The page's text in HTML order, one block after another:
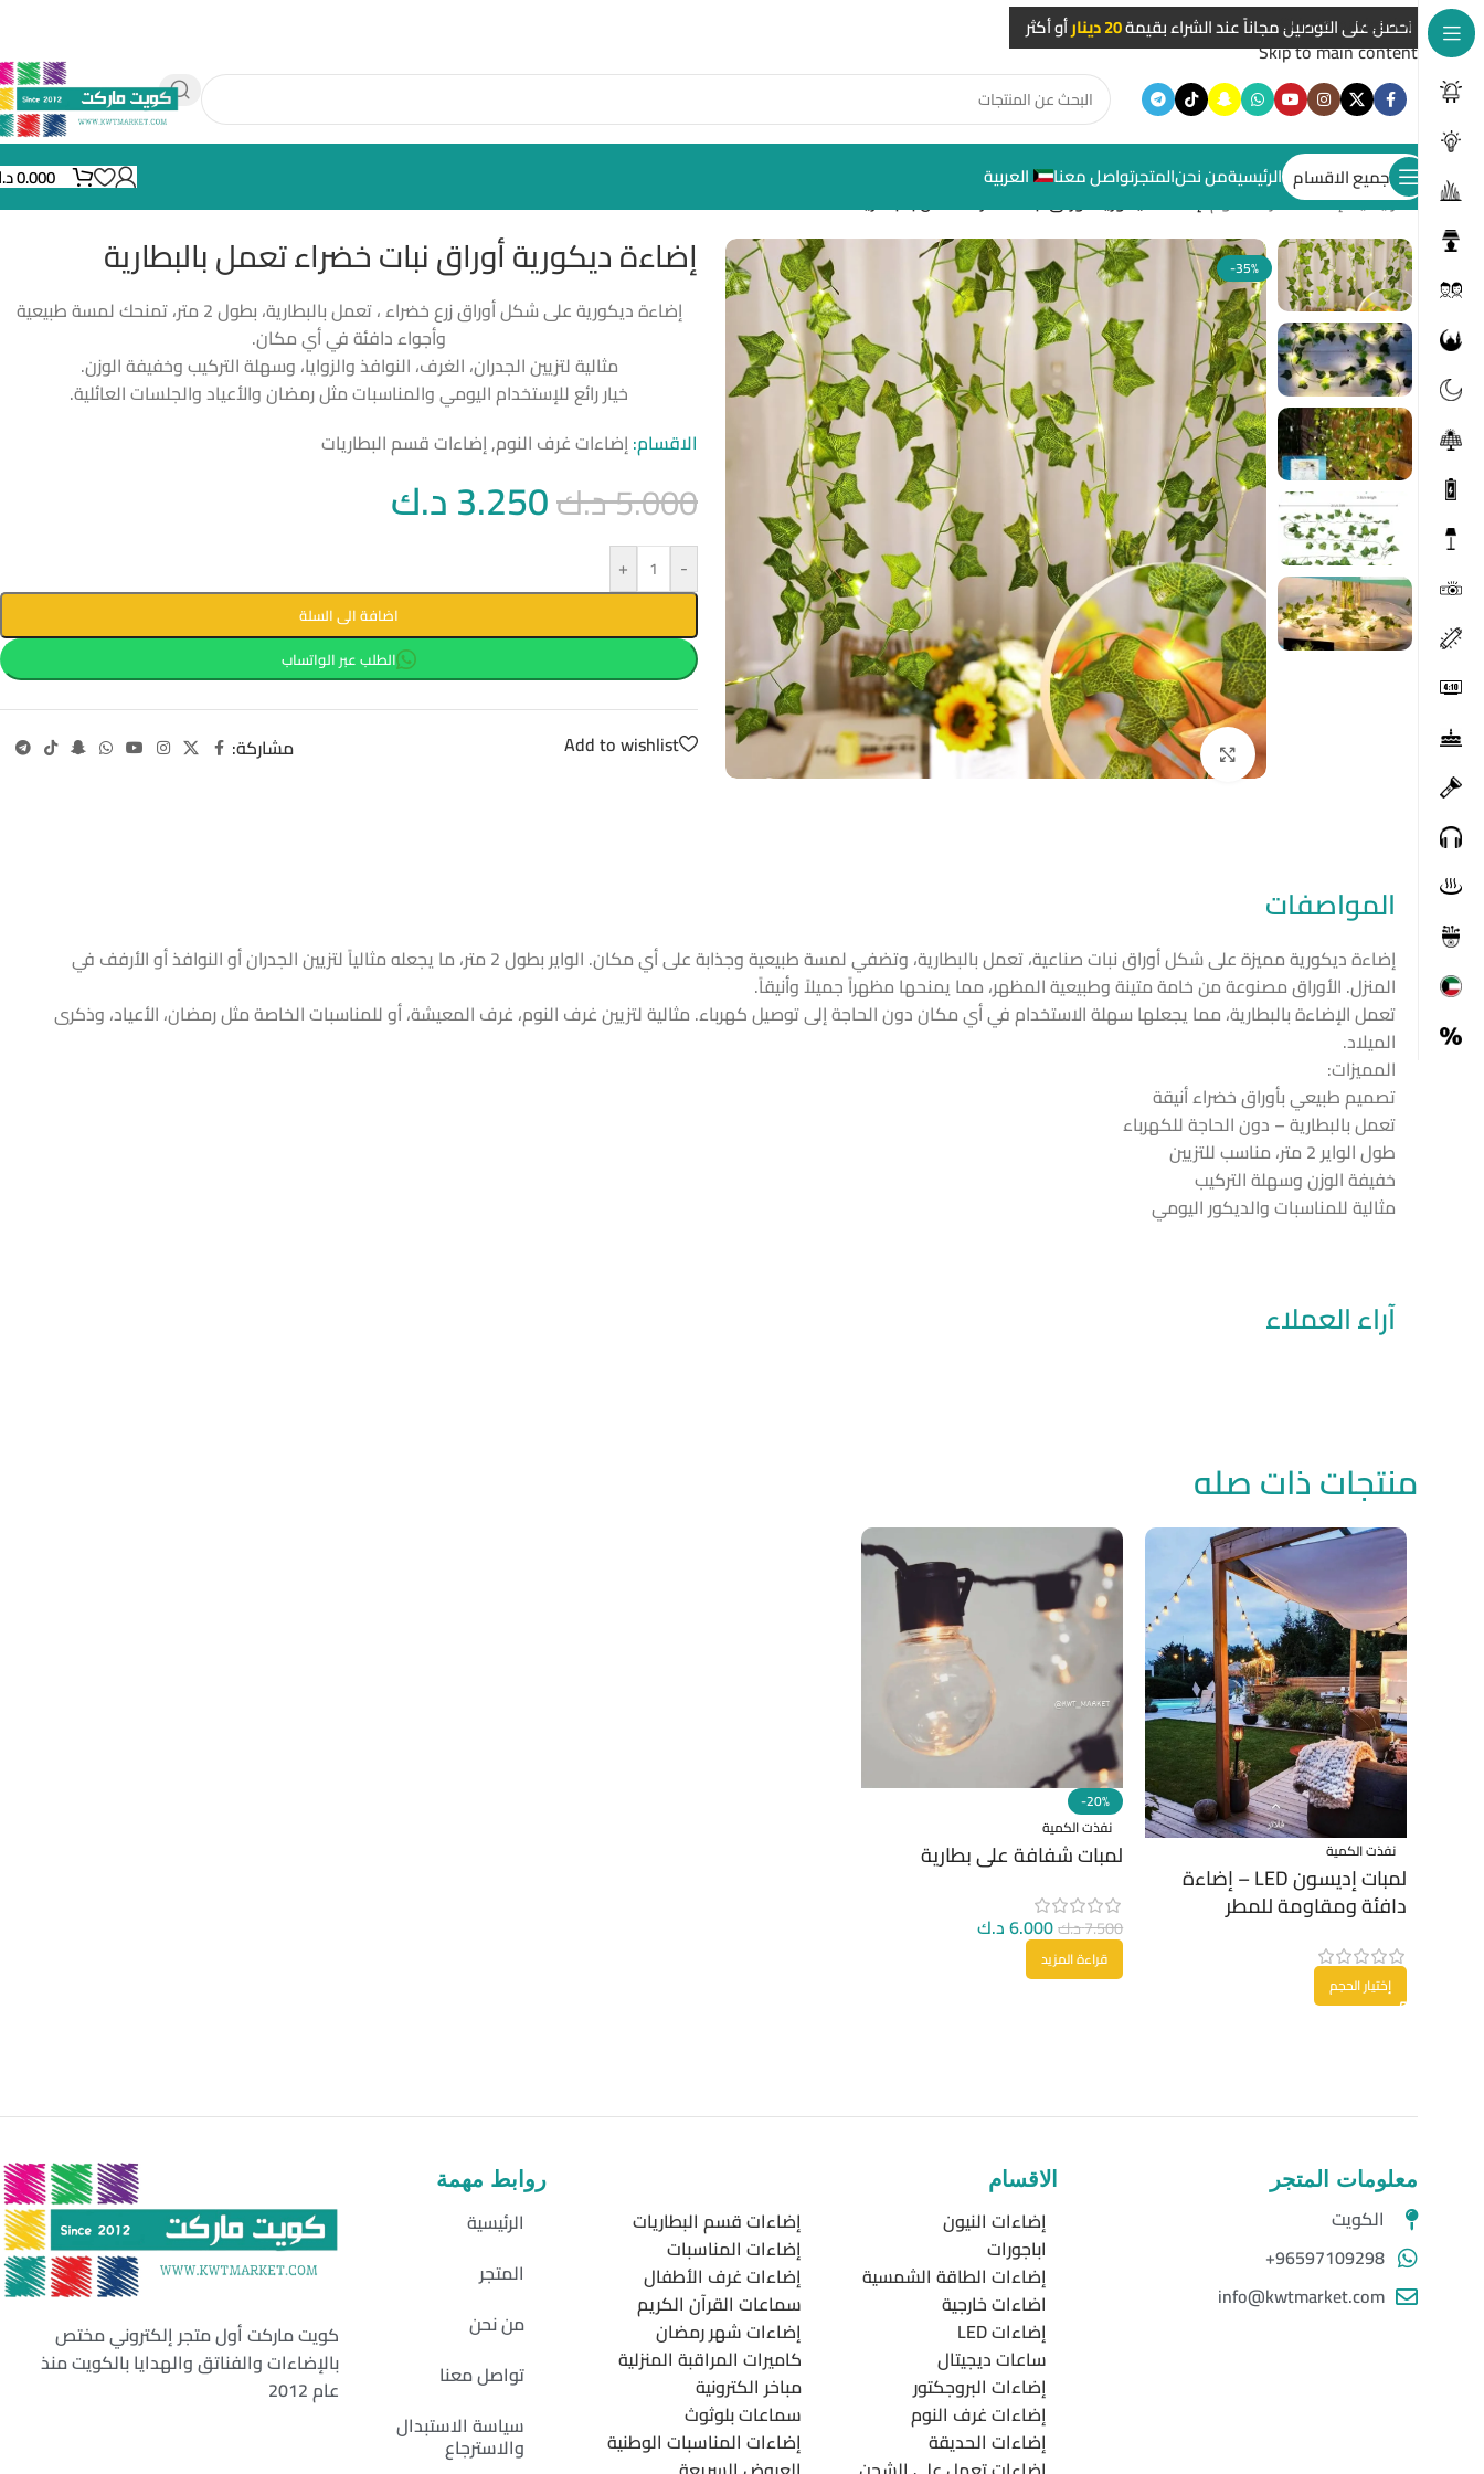
Skip to navigation
Skip to main content
احصل على التوصيل مجاناً عند الشراء بقيمة20 دينار أو أكثر
جميع الاقسام الرئيسيةمن نحنالمتجرتواصل معنا العربية 0.000
الرئيسية/إضاءات غرف النوم/إضاءة ديكورية أوراق نبات خضراء تعمل بالبطارية
-35%
Click to enlarge
إضاءة ديكورية أوراق نبات خضراء تعمل بالبطارية
إضاءة ديكورية على شكل أوراق زرع خضراء ، تعمل بالبطارية، بطول 2 متر، تمنحك لمسة طبيعية
وأجواء دافئة في أي مكان.
مثالية لتزيين الجدران، الغرف، النوافذ والزوايا، وسهلة التركيب وخفيفة الوزن.
خيار رائع للإستخدام اليومي والمناسبات مثل رمضان والأعياد والجلسات العائلية.
الاقسام:إضاءات غرف النوم,إضاءات قسم البطاريات
5.000د.ك3.250د.ك
-
+
اضافة الى السلة
الطلب عبر الواتساب
Add to wishlist مشاركة:
المواصفات
إضاءة ديكورية مميزة على شكل أوراق نبات صناعية، تعمل بالبطارية، وتضفي لمسة طبيعية وجذابة على أي مكان. الواير بطول 2 متر، ما يجعله مثالياً لتزيين الجدران أو النوافذ أو الأرفف في
المنزل. الأوراق مصنوعة من خامة متينة وطبيعية المظهر، مما يمنحها مظهراً جميلاً وأنيقاً.
تعمل الإضاءة بالبطارية، مما يجعلها سهلة الاستخدام في أي مكان دون الحاجة إلى توصيل كهرباء. مثالية لتزيين غرف النوم، غرف المعيشة، أو للمناسبات الخاصة مثل رمضان، الأعياد، وذكرى
الميلاد.
المميزات:
تصميم طبيعي بأوراق خضراء أنيقة
تعمل بالبطارية – دون الحاجة للكهرباء
طول الواير 2 متر، مناسب للتزيين
خفيفة الوزن وسهلة التركيب
مثالية للمناسبات والديكور اليومي
آراء العملاء
منتجات ذات صله
نفذت الكمية
لمبات إديسون LED – إضاءة
دافئة ومقاومة للمطر
إختيار الحجم
-20%
نفذت الكمية
لمبات شفافة على بطارية
7.500د.ك6.000د.ك
قراءة المزيد
معلومات المتجر
الكويت
96597109298+
info@kwtmarket.com
الاقسام
إضاءات النيون
اباجورات
إضاءات الطاقة الشمسية
اضاءات خارجية
إضاءات LED
ساعات ديجيتال
إضاءات البروجكتور
إضاءات غرف النوم
إضاءات الحديقة
إضاءات قسم البطاريات
إضاءات المناسبات
إضاءات غرف الأطفال
سماعات القرآن الكريم
إضاءات شهر رمضان
كاميرات المراقبة المنزلية
مباخر الكترونية
سماعات بلوثوث
إضاءات المناسبات الوطنية
روابط مهمة
الرئيسية
المتجر
من نحن
تواصل معنا
سياسة الاستبدال
والاسترجاع
كويت ماركت أول متجر إلكتروني مختص
بالإضاءات والفناتق والهدايا بالكويت منذ
عام 2012